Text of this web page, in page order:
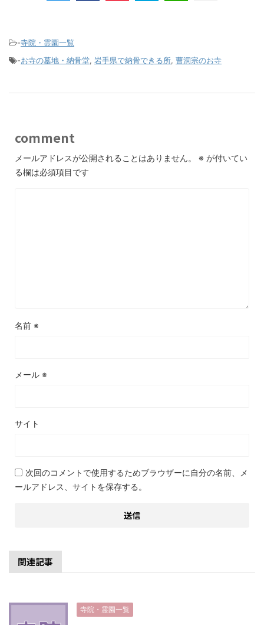
-寺院・霊園一覧
-お寺の墓地・納骨堂, 岩手県で納骨できる所, 曹洞宗のお寺
comment
メールアドレスが公開されることはありません。 ※ が付いてい
る欄は必須項目です
名前 ※
メール ※
サイト
次回のコメントで使用するためブラウザーに自分の名前、メ
ールアドレス、サイトを保存する。
関連記事
寺院・霊園一覧